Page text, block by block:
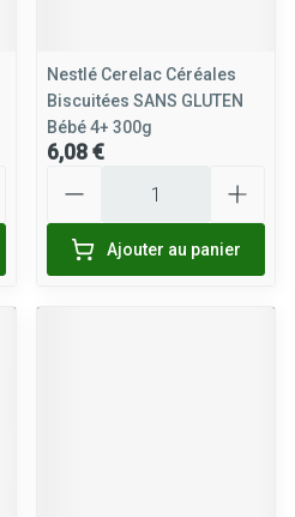
Nestlé Cerelac Céréales
Biscuitées SANS GLUTEN
Bébé 4+ 300g
6,08 €
Ajouter au panier